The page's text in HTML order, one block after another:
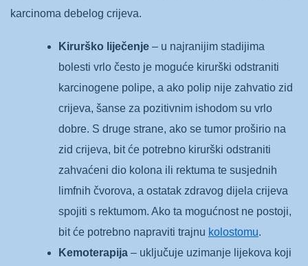
karcinoma debelog crijeva.
Kirurško liječenje – u najranijim stadijima
bolesti vrlo često je moguće kirurški odstraniti
karcinogene polipe, a ako polip nije zahvatio zid
crijeva, šanse za pozitivnim ishodom su vrlo
dobre. S druge strane, ako se tumor proširio na
zid crijeva, bit će potrebno kirurški odstraniti
zahvaćeni dio kolona ili rektuma te susjednih
limfnih čvorova, a ostatak zdravog dijela crijeva
spojiti s rektumom. Ako ta mogućnost ne postoji,
bit će potrebno napraviti trajnu kolostomu.
Kemoterapija – uključuje uzimanje lijekova koji